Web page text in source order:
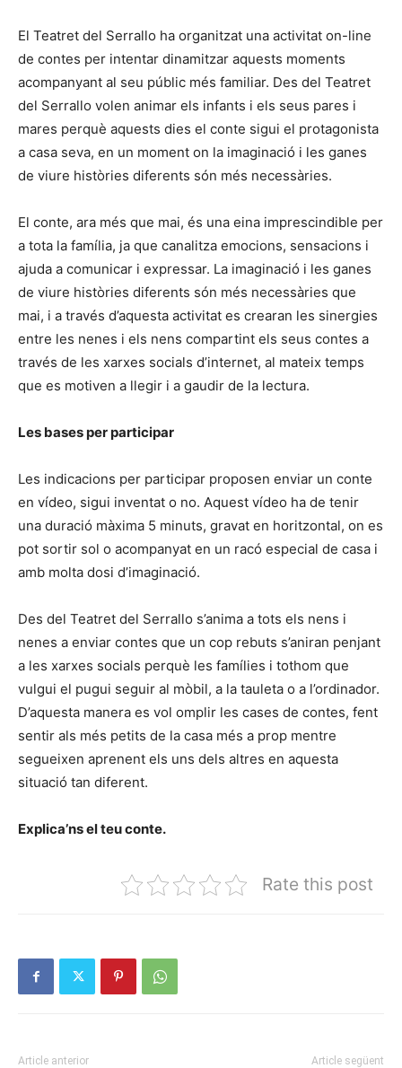
El Teatret del Serrallo ha organitzat una activitat on-line
de contes per intentar dinamitzar aquests moments
acompanyant al seu públic més familiar. Des del Teatret
del Serrallo volen animar els infants i els seus pares i
mares perquè aquests dies el conte sigui el protagonista
a casa seva, en un moment on la imaginació i les ganes
de viure històries diferents són més necessàries.
El conte, ara més que mai, és una eina imprescindible per
a tota la família, ja que canalitza emocions, sensacions i
ajuda a comunicar i expressar. La imaginació i les ganes
de viure històries diferents són més necessàries que
mai, i a través d’aquesta activitat es crearan les sinergies
entre les nenes i els nens compartint els seus contes a
través de les xarxes socials d’internet, al mateix temps
que es motiven a llegir i a gaudir de la lectura.
Les bases per participar
Les indicacions per participar proposen enviar un conte
en vídeo, sigui inventat o no. Aquest vídeo ha de tenir
una duració màxima 5 minuts, gravat en horitzontal, on es
pot sortir sol o acompanyat en un racó especial de casa i
amb molta dosi d’imaginació.
Des del Teatret del Serrallo s’anima a tots els nens i
nenes a enviar contes que un cop rebuts s’aniran penjant
a les xarxes socials perquè les famílies i tothom que
vulgui el pugui seguir al mòbil, a la tauleta o a l’ordinador.
D’aquesta manera es vol omplir les cases de contes, fent
sentir als més petits de la casa més a prop mentre
segueixen aprenent els uns dels altres en aquesta
situació tan diferent.
Explica’ns el teu conte.
Rate this post
Article anterior Article següent